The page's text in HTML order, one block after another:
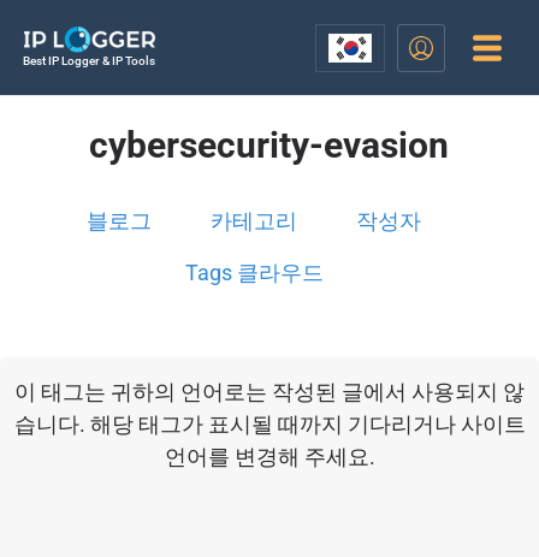
Best IP Logger & IP Tools
cybersecurity-evasion
블로그 카테고리 작성자
Tags 클라우드